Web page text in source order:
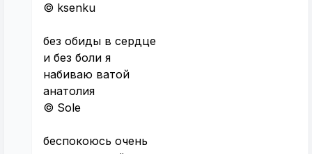
© ksenku
без обиды в сердце
и без боли я
набиваю ватой
анатолия
© Sole
беспокоюсь очень